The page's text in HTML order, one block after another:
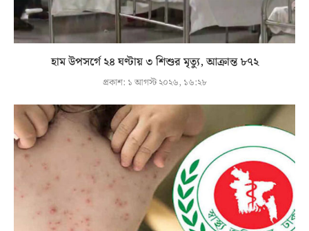
হাম উপসর্গে ২৪ ঘণ্টায় ৩ শিশুর মৃত্যু, আক্রান্ত ৮৭২
প্রকাশ: ১ আগস্ট ২০২৬, ১৬:২৮